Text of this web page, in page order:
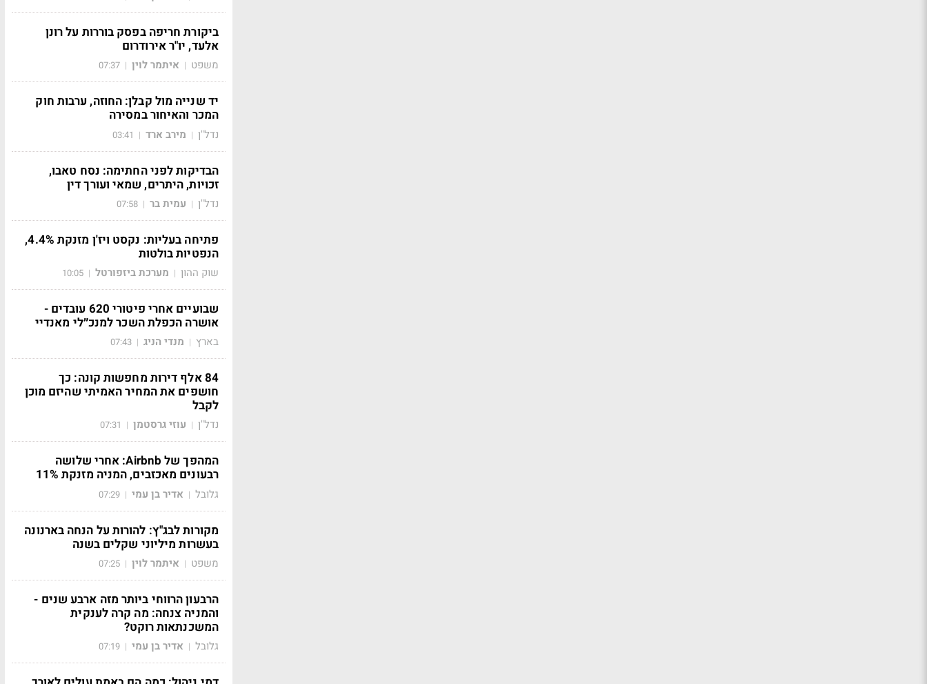
ביקורת חריפה בפסק בוררות על רונן
אלעד, יו"ר אירודרום
משפט | איתמר לוין |
07:37
יד שנייה מול קבלן: החוזה, ערבות חוק
המכר והאיחור במסירה
נדל"ן | מירב ארד |
03:41
הבדיקות לפני החתימה: נסח טאבו,
זכויות, היתרים, שמאי ועורך דין
נדל"ן | עמית בר |
07:58
פתיחה בעליות: נקסט ויז'ן מזנקת 4.4%,
הנפטיות בולטות
שוק ההון | מערכת ביזפורטל |
10:05
שבועיים אחרי פיטורי 620 עובדים -
אושרה הכפלת השכר למנכ״לי מאנדיי
בארץ | מנדי הניג |
07:43
84 אלף דירות מחפשות קונה: כך
חושפים את המחיר האמיתי שהיזם מוכן
לקבל
נדל"ן | עוזי גרסטמן |
07:31
המהפך של Airbnb: אחרי שלושה
רבעונים מאכזבים, המניה מזנקת 11%
גלובל | אדיר בן עמי |
07:29
מקורות לבג"ץ: להורות על הנחה בארנונה
בעשרות מיליוני שקלים בשנה
משפט | איתמר לוין |
07:25
הרבעון הרווחי ביותר מזה ארבע שנים -
והמניה צנחה: מה קרה לענקית
המשכנתאות רוקט?
גלובל | אדיר בן עמי |
07:19